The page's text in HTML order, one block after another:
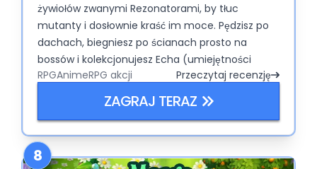
żywiołów zwanymi Rezonatorami, by tłuc
mutanty i dosłownie kraść im moce. Pędzisz po
dachach, biegniesz po ścianach prosto na
bossów i kolekcjonujesz Echa (umiejętności
stworów), tworząc szalone combosy. To jak
Genshin z większą ilością ruchów i bez
marudzenia o wytrzymałość. Częste aktualizacje,
klasyczne gacha i niekończące się
kombinowanie zespołu sprawiają, że grindowanie
naprawdę wciąga.
RPGAnimeRPG akcji Przeczytaj recenzję
ZAGRAJ TERAZ
8